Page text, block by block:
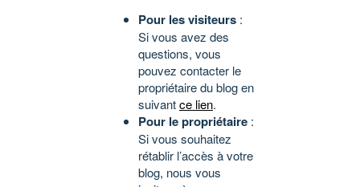
Pour les visiteurs :
Si vous avez des
questions, vous
pouvez contacter le
propriétaire du blog en
suivantce lien.
Pour le propriétaire :
Si vous souhaitez
rétablir l’accès à votre
blog, nous vous